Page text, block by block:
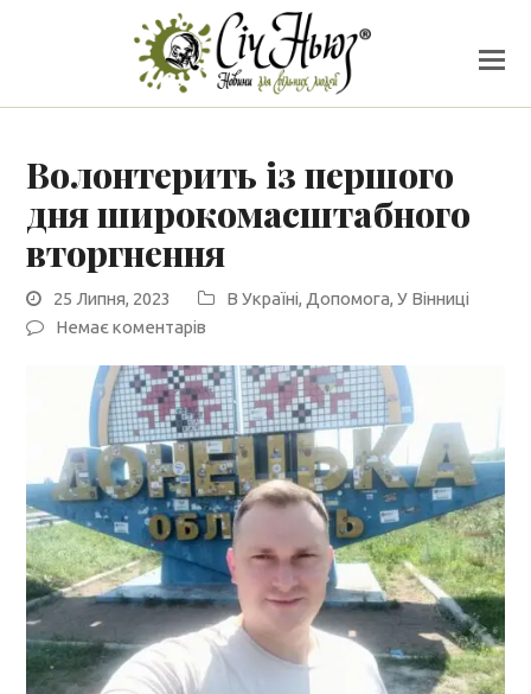
Волонтерить із першого
дня широкомасштабного
вторгнення
25 Липня, 2023 В Україні, Допомога,У Вінниці
Немає коментарів